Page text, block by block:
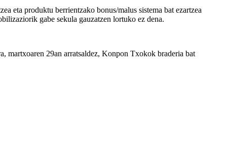
eta produktu berrientzako bonus/malus sistema bat ezartzea
gabe sekula gauzatzen lortuko ez dena.
martxoaren 29an arratsaldez, Konpon Txokok braderia bat